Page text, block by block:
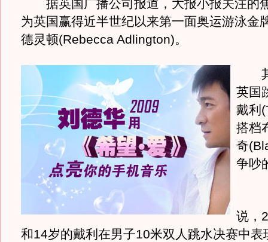
据英国广播公司报道，大报小报关注的
为英国赢得近半世纪以来第一面奥运游泳金
德灵顿(Rebecca Adlington)。
其
英国
戴利
搭档
奇
争吵
说，
和14岁的戴利在男子10米双人跳水决赛中表